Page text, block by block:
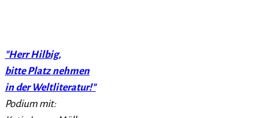
"Herr Hilbig,
bitte Platz nehmen
in der Weltliteratur!"
Podium mit: